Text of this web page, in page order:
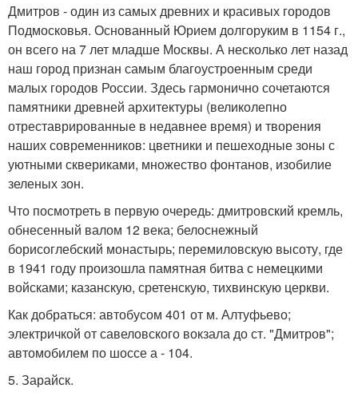
Дмитров - один из самых древних и красивых городов
Подмосковья. Основанный Юрием долгоруким в 1154 г.,
он всего на 7 лет младше Москвы. А несколько лет назад
наш город признан самым благоустроенным среди
малых городов России. Здесь гармонично сочетаются
памятники древней архитектуры (великолепно
отреставрированные в недавнее время) и творения
наших современников: цветники и пешеходные зоны с
уютными сквериками, множество фонтанов, изобилие
зеленых зон.
Что посмотреть в первую очередь: дмитровский кремль,
обнесенный валом 12 века; белоснежный
борисоглебский монастырь; перемиловскую высоту, где
в 1941 году произошла памятная битва с немецкими
войсками; казанскую, сретенскую, тихвинскую церкви.
Как добраться: автобусом 401 от м. Алтуфьево;
электричкой от савеловского вокзала до ст. "Дмитров";
автомобилем по шоссе а - 104.
5. Зарайск.